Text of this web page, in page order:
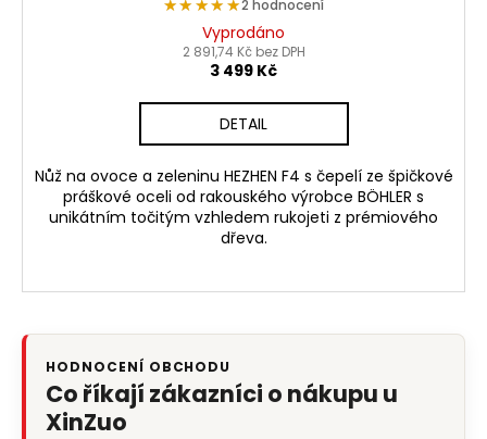
★★★★★
★★★★★2 hodnocení
Vyprodáno
2 891,74 Kč bez DPH
3 499 Kč
DETAIL
Nůž na ovoce a zeleninu HEZHEN F4 s čepelí ze špičkové
práškové oceli od rakouského výrobce BÖHLER s
unikátním točitým vzhledem rukojeti z prémiového
dřeva.
HODNOCENÍ OBCHODU
Co říkají zákazníci o nákupu u
XinZuo